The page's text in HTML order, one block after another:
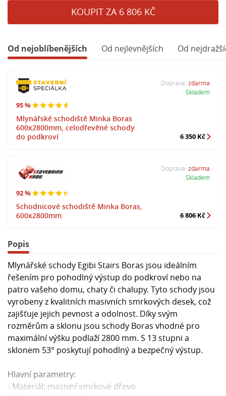
KOUPIT ZA 6 806 KČ
Od nejoblíbenějších Od nejlevnějších Od
95 %
Mlynářské schodiště Minka Boras
600x2800mm, celodřevěné schody
do podkroví
Doprava: zdarma
Skladem
6 350 Kč
92 %
Schodnicové schodiště Minka Boras,
600x2800mm
Doprava: zdarma
Skladem
6 806 Kč
Popis
Mlynářské schody Egibi Stairs Boras jsou ideálním
řešením pro pohodlný výstup do podkroví nebo na
patro vašeho domu, chaty či chalupy. Tyto schody jsou
vyrobeny z kvalitních masivních smrkových desek, což
zajišťuje jejich pevnost a odolnost. Díky svým
rozměrům a sklonu jsou schody Boras vhodné pro
maximální výšku podlaží 2800 mm. S 13 stupni a
sklonem 53° poskytují pohodlný a bezpečný výstup.
Hlavní parametry:
- Materiál: masivní smrkové dřevo